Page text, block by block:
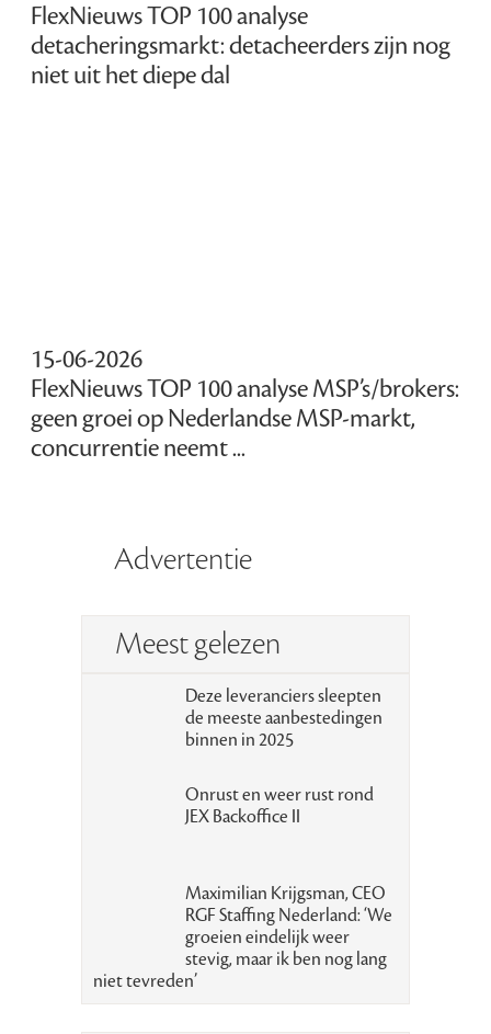
FlexNieuws TOP 100 analyse
detacheringsmarkt: detacheerders zijn nog
niet uit het diepe dal
15-06-2026
FlexNieuws TOP 100 analyse MSP’s/brokers:
geen groei op Nederlandse MSP-markt,
concurrentie neemt ...
Advertentie
Meest gelezen
Deze leveranciers sleepten
de meeste aanbestedingen
binnen in 2025
Onrust en weer rust rond
JEX Backoffice II
Maximilian Krijgsman, CEO
RGF Staffing Nederland: ‘We
groeien eindelijk weer
stevig, maar ik ben nog lang
niet tevreden’